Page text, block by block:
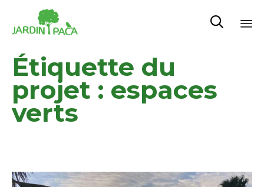

Étiquette du
projet : espaces
verts